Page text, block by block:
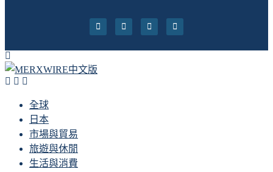
全球
日本
市場與貿易
旅遊與休閒
生活與消費